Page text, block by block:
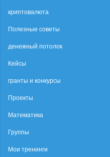
криптовалюта
Полезные советы
денежный потолок
Кейсы
гранты и конкурсы
Проекты
Математика
Группы
Мои тренинги